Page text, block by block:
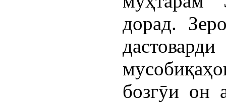
дорад.
бозгӯи он